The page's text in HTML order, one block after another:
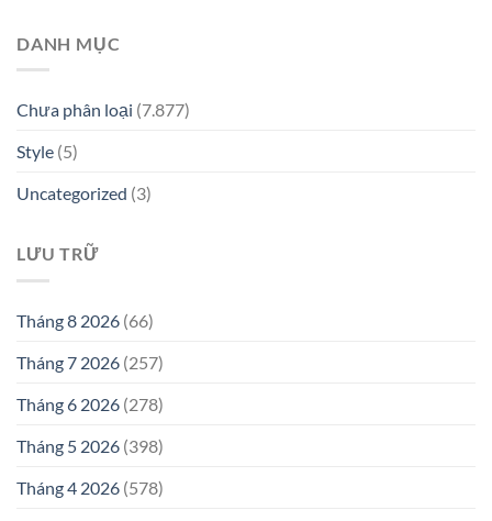
DANH MỤC
Chưa phân loại (7.877)
Style (5)
Uncategorized (3)
LƯU TRỮ
Tháng 8 2026 (66)
Tháng 7 2026 (257)
Tháng 6 2026 (278)
Tháng 5 2026 (398)
Tháng 4 2026 (578)